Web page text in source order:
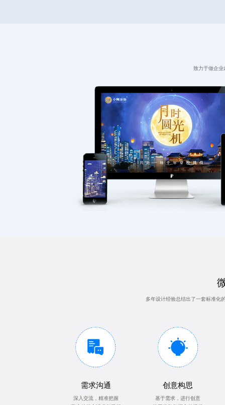
致力于做企业
多年设计经验总结出了一套标准化
需求沟通
深入交流，精准把握
创意构思
基于需求，进行创意